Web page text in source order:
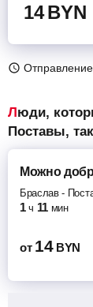
14BYN
Люди, которые искали автобусы Браслав –
Поставы,
Можно
Браслав-
1 ч 11 мин
от 14 BYN